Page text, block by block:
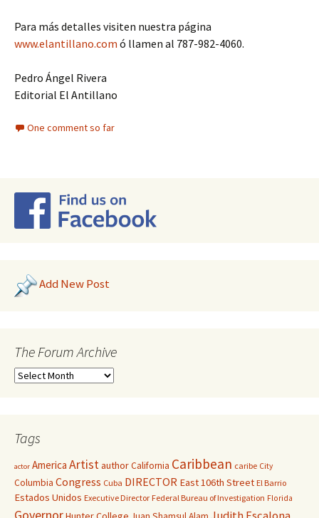
Para más detalles visiten nuestra página
www.elantillano.com ó llamen al 787-982-4060.
Pedro Ángel Rivera
Editorial El Antillano
One comment so far
Add New Post
The Forum Archive
Tags
actor America ArtistauthorCalifornia Caribbean caribe City
Columbia Congress Cuba DIRECTOR East 106th Street El Barrio
Estados Unidos Executive Director Federal Bureau of Investigation Florida